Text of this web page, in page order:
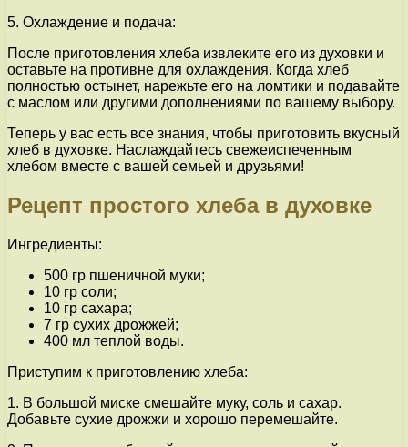
5. Охлаждение и подача:
После приготовления хлеба извлеките его из духовки и
оставьте на противне для охлаждения. Когда хлеб
полностью остынет, нарежьте его на ломтики и подавайте
с маслом или другими дополнениями по вашему выбору.
Теперь у вас есть все знания, чтобы приготовить вкусный
хлеб в духовке. Наслаждайтесь свежеиспеченным
хлебом вместе с вашей семьей и друзьями!
Рецепт простого хлеба в духовке
Ингредиенты:
500 гр пшеничной муки;
10 гр соли;
10 гр сахара;
7 гр сухих дрожжей;
400 мл теплой воды.
Приступим к приготовлению хлеба:
1. В большой миске смешайте муку, соль и сахар.
Добавьте сухие дрожжи и хорошо перемешайте.